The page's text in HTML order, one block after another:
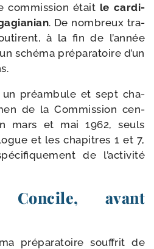
com­mis­sion était le car­di­
. De nom­breux tra­
à la fin de l’an­née
sché­ma pré­pa­ra­toire d’un
un pré­am­bule et sept cha­
de la Commission cen­
mars et mai 1962, seuls
et les cha­pitres 1 et 7,
de l’ac­ti­vi­té
avant
pré­pa­ra­toire souf­frit de